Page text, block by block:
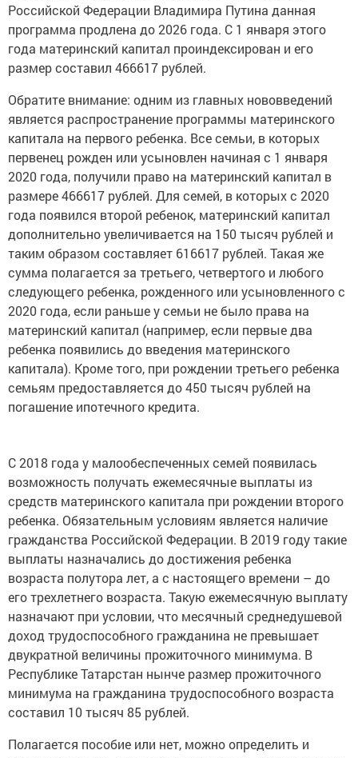
Российской Федерации Владимира Путина данная
программа продлена до 2026 года. С 1 января этого
года материнский капитал проиндексирован и его
размер составил 466617 рублей.
Обратите внимание: одним из главных нововведений
является распространение программы материнского
капитала на первого ребенка. Все семьи, в которых
первенец рожден или усыновлен начиная с 1 января
2020 года, получили право на материнский капитал в
размере 466617 рублей. Для семей, в которых с 2020
года появился второй ребенок, материнский капитал
дополнительно увеличивается на 150 тысяч рублей и
таким образом составляет 616617 рублей. Такая же
сумма полагается за третьего, четвертого и любого
следующего ребенка, рожденного или усыновленного с
2020 года, если раньше у семьи не было права на
материнский капитал (например, если первые два
ребенка появились до введения материнского
капитала). Кроме того, при рождении третьего ребенка
семьям предоставляется до 450 тысяч рублей на
погашение ипотечного кредита.
С 2018 года у малообеспеченных семей появилась
возможность получать ежемесячные выплаты из
средств материнского капитала при рождении второго
ребенка. Обязательным условиям является наличие
гражданства Российской Федерации. В 2019 году такие
выплаты назначались до достижения ребенка
возраста полутора лет, а с настоящего времени – до
его трехлетнего возраста. Такую ежемесячную выплату
назначают при условии, что месячный среднедушевой
доход трудоспособного гражданина не превышает
двукратной величины прожиточного минимума. В
Республике Татарстан нынче размер прожиточного
минимума на гражданина трудоспособного возраста
составил 10 тысяч 85 рублей.
Полагается пособие или нет, можно определить и